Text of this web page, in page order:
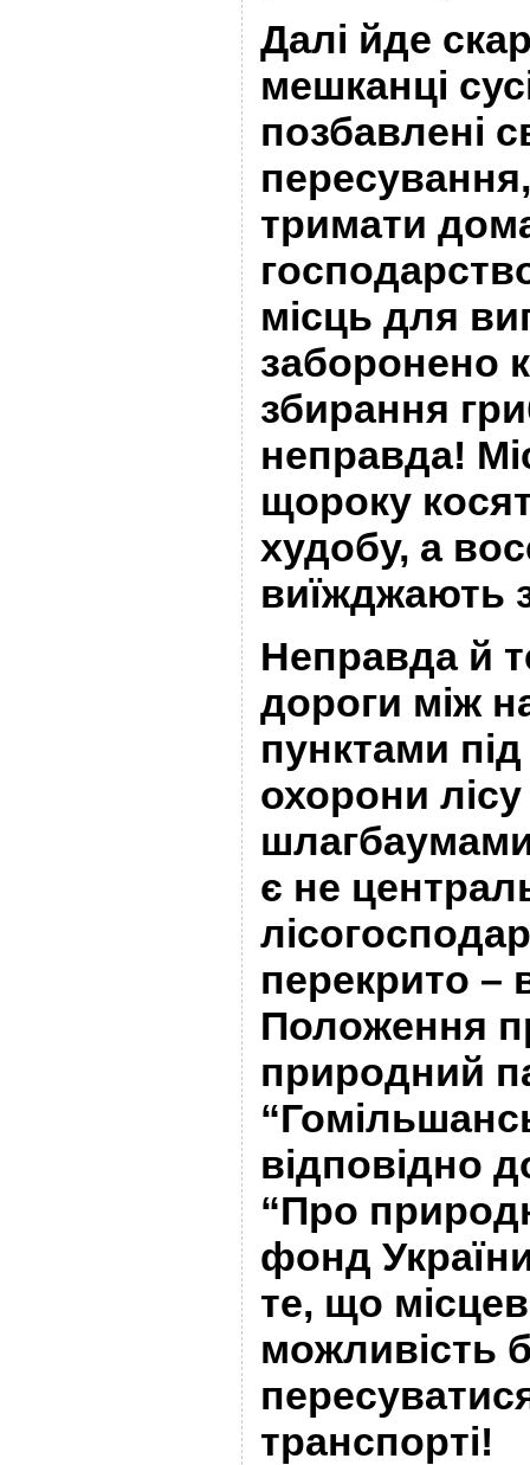
Далі йде
мешканці
позбавлені
тримати
місць для
заборонено
збирання
неправда!
щороку
худобу, а
виїжджають
Неправда й
дороги між
пунктами
охорони
є не
перекрито –
Положення
природний
відповідно
“Про
фонд
те, що
можливість
транспорті!